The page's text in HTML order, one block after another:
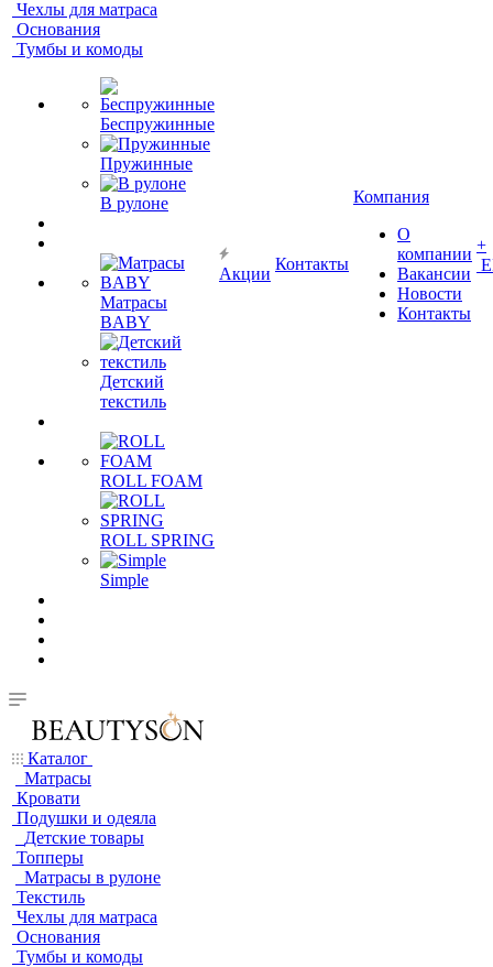
Чехлы для матраса
Основания
Тумбы и комоды
Беспружинные
Пружинные
В рулоне
Матрасы
BABY
Детский
текстиль
ROLL FOAM
ROLL SPRING
Simple
Акции
Контакты
Компания
О
компании
Вакансии
Новости
Контакты
+
Каталог
Матрасы
Кровати
Подушки и одеяла
Детские товары
Топперы
Матрасы в рулоне
Текстиль
Чехлы для матраса
Основания
Тумбы и комоды